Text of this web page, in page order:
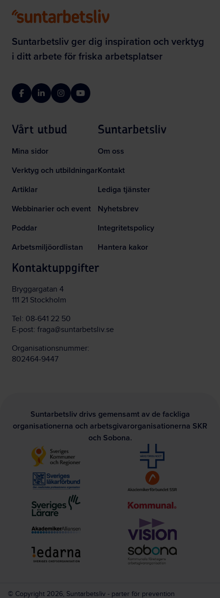
Suntarbetsliv ger dig inspiration och verktyg
i ditt arbete för friska arbetsplatser
FacebookLinkedInInstagramYouTube
Vårt utbud
Mina sidor
Verktyg och utbildningar
Artiklar
Webbinarier och event
Poddar
Arbetsmiljöordlistan
Suntarbetsliv
Om oss
Kontakt
Lediga tjänster
Nyhetsbrev
Integritetspolicy
Hantera kakor
Kontaktuppgifter
Bryggargatan 4
111 21 Stockholm
Tel: 08-641 22 50
E-post: fraga@suntarbetsliv.se
Organisationsnummer:
802464-9447
Suntarbetsliv drivs gemensamt av de fackliga
organisationerna och arbetsgivarorganisationerna SKR
och Sobona.
© Copyright 2026, Suntarbetsliv - parter för prevention